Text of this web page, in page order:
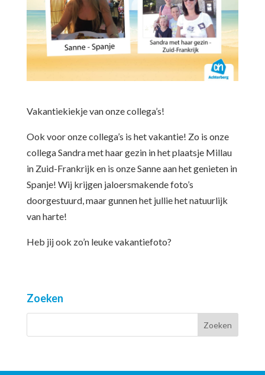
Vakantiekiekje van onze collega’s!
Ook voor onze collega’s is het vakantie! Zo is onze
collega Sandra met haar gezin in het plaatsje Millau
in Zuid-Frankrijk en is onze Sanne aan het genieten in
Spanje! Wij krijgen jaloersmakende foto’s
doorgestuurd, maar gunnen het jullie het natuurlijk
van harte!
Heb jij ook zo’n leuke vakantiefoto?
Zoeken